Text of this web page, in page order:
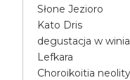
Słone Jezioro
Kato Dris
degustacja w
Lefkara
Choroikoitia